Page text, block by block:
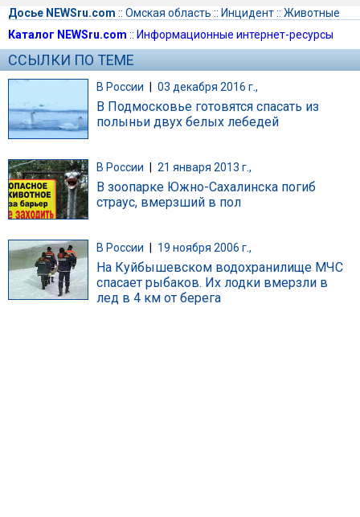
Досье NEWSru.com :: Омская область :: Инцидент:: Животные
Каталог NEWSru.com :: Информационные интернет-ресурсы
ССЫЛКИ ПО ТЕМЕ
В России | 03 декабря 2016 г.,
В Подмосковье готовятся спасать из
полыньи двух белых лебедей
В России 21 января 2013 г.,
В зоопарке Южно-Сахалинска погиб
страус, вмерзший в пол
В России 19 ноября 2006 г.,
На Куйбышевском водохранилище МЧС
спасает рыбаков. Их лодки вмерзли в
лед в 4 км от берега